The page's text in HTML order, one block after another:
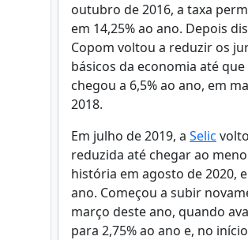
outubro de 2016, a taxa
em 14,25% ao ano. Depois
Copom voltou a reduzir os
básicos da economia até que
chegou a 6,5% ao ano, em
2018.
Em julho de 2019, a Selic
reduzida até chegar ao
história em agosto de 2020,
ano. Começou a subir
março deste ano, quando
para 2,75% ao ano e, no